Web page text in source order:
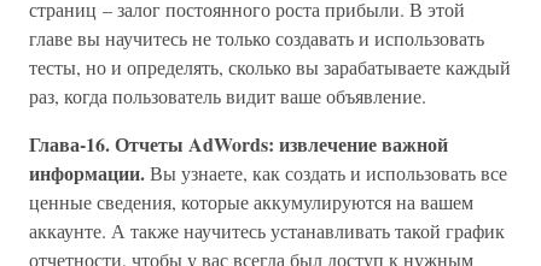
страниц – залог постоянного роста прибыли. В этой
главе вы научитесь не только создавать и использовать
тесты, но и определять, сколько вы зарабатываете каждый
раз, когда пользователь видит ваше объявление.
Глава-16. Отчеты AdWords: извлечение важной
информации.Вы узнаете, как создать и использовать все
ценные сведения, которые аккумулируются на вашем
аккаунте. А также научитесь устанавливать такой график
отчетности, чтобы у вас всегда был доступ к нужным